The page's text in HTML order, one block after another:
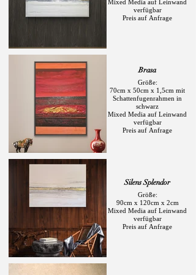
Mixed Media auf Leinwand
verfügbar
Preis auf Anfrage
Brasa
Größe:
70cm x 50cm x 1,5cm mit
Schattenfugenrahmen in
schwarz
Mixed Media auf Leinwand
verfügbar
Preis auf Anfrage
Silens Splendor
Größe:
90cm x 120cm x 2cm
Mixed Media auf Leinwand
verfügbar
Preis auf Anfrage